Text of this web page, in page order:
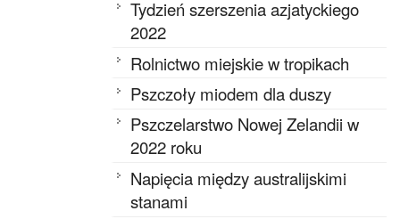
Tydzień szerszenia azjatyckiego
2022
Rolnictwo miejskie w tropikach
Pszczoły miodem dla duszy
Pszczelarstwo Nowej Zelandii w
2022 roku
Napięcia między australijskimi
stanami